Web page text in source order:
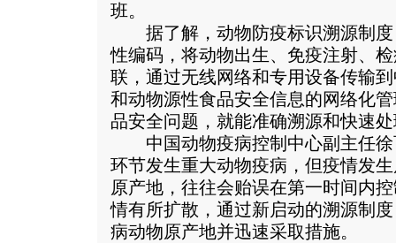
班。
据了解，动物防疫标识溯源制度
性编码，将动物出生、免疫注射、
联，通过无线网络和专用设备传输
和动物源性食品安全信息的网络化
品安全问题，就能准确溯源和快速
中国动物疫病控制中心副主任徐
环节发生重大动物疫病，但疫情发
原产地，往往会贻误在第一时间内
情有所扩散，通过新启动的溯源制
病动物原产地并迅速采取措施。